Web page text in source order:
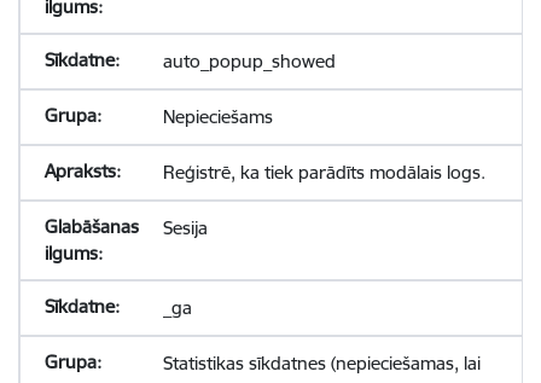
auto_popup_showed
Nepieciešams
Reģistrē, ka tiek parādīts modālais logs.
Sesija
_ga
Statistikas sīkdatnes (nepieciešamas, lai